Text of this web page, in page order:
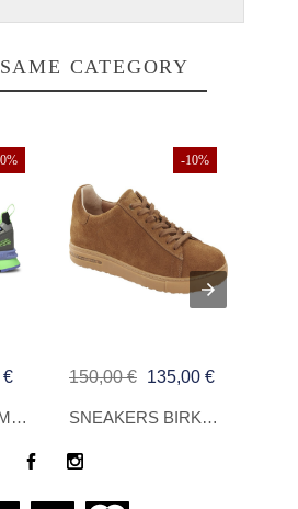
CATEGORY
€
SNEAKERS HOMBRE PUMA MIRAGE TECH CASTLEROCK
-10%
150,00 € 135,00 €
SNEAKERS BIRKENSTOCK BEND LOW LEVE MINK REGULAR